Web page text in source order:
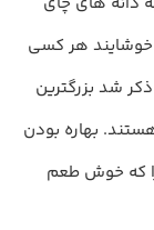
خوشایند هر کسی
شد بزرگترین
بهاره بودن
که خوش طعم